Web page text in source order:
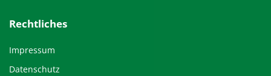
Rechtliches
Impressum
Datenschutz